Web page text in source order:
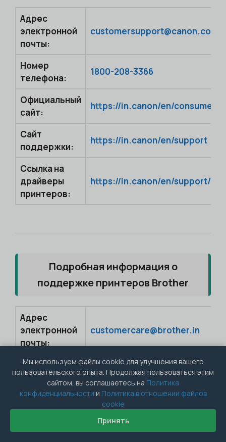
Адрес
электронной
почты:
customersupport@canon.co.in
Номер
телефона:
1800-208-3366
Официальный
сайт:
https://in.canon/en/consumer
Сайт
поддержки:
https://in.canon/en/support
Ссылка на
драйверы
принтеров:
https://in.canon/en/support/
Подробная информация о
поддержке принтеров Brother
Адрес
электронной
почты:
customercare@brother.in
Номер
телефона:
1800-209-8904
Официальный
сайт:
https://www.brother.in/en
Сайт
Мы используем файлы cookie для улучшения вашего
пользовательского опыта. Продолжая пользоваться этим
сайтом, вы соглашаетесь на Политика
конфиденциальности и Политика в отношении файлов
cookie
Принять